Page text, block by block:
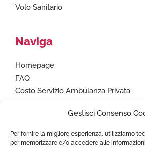
Gestisci Consenso
Per fornire la migliore esperienza, utilizziamo
per memorizzare e/o accedere alle
Volo Sanitario
Naviga
Homepage
FAQ
Costo Servizio Ambulanza Privata
Prenota ambulanza
Lavora con noi